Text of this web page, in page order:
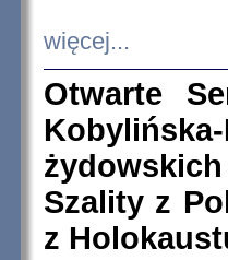
więcej...
Otwarte
Szality z
z